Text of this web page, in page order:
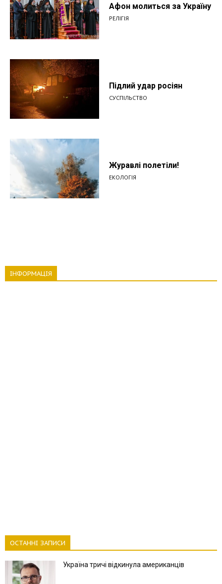
Афон молиться за Україну
РЕЛІГІЯ
Підлий удар росіян
СУСПІЛЬСТВО
Журавлі полетіли!
ЕКОЛОГІЯ
ІНФОРМАЦІЯ
ОСТАННІ ЗАПИСИ
Україна тричі відкинула американців